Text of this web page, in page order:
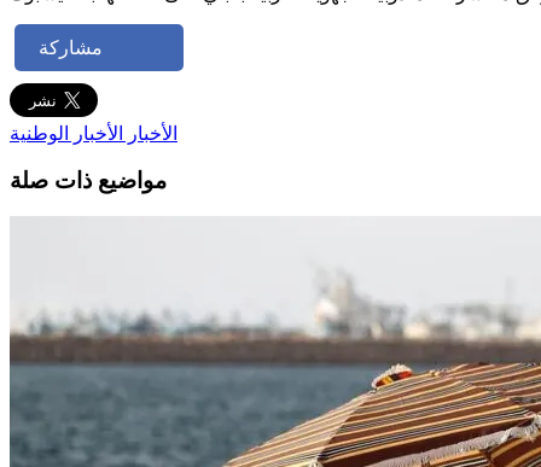
مشاركة
الأخبار الأخبار الوطنية
مواضيع ذات صلة